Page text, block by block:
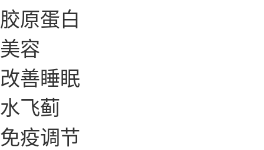
胶原蛋白
美容
改善睡眠
水飞蓟
免疫调节